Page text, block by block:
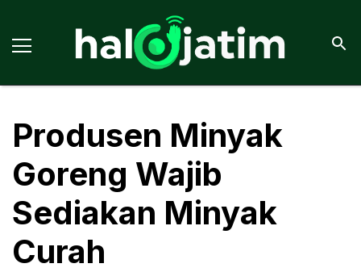
Produsen Minyak
Goreng Wajib
Sediakan Minyak
Curah